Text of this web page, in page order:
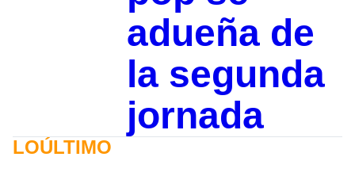
adueña de
la segunda
jornada
LOÚLTIMO